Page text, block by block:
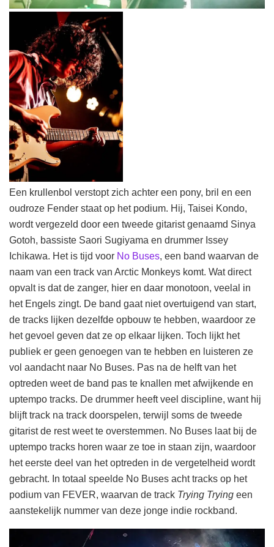
Een krullenbol verstopt zich achter een pony, bril en een
oudroze Fender staat op het podium. Hij, Taisei Kondo,
wordt vergezeld door een tweede gitarist genaamd Sinya
Gotoh, bassiste Saori Sugiyama en drummer Issey
Ichikawa. Het is tijd voor No Buses, een band waarvan de
naam van een track van Arctic Monkeys komt. Wat direct
opvalt is dat de zanger, hier en daar monotoon, veelal in
het Engels zingt. De band gaat niet overtuigend van start,
de tracks lijken dezelfde opbouw te hebben, waardoor ze
het gevoel geven dat ze op elkaar lijken. Toch lijkt het
publiek er geen genoegen van te hebben en luisteren ze
vol aandacht naar No Buses. Pas na de helft van het
optreden weet de band pas te knallen met afwijkende en
uptempo tracks. De drummer heeft veel discipline, want hij
blijft track na track doorspelen, terwijl soms de tweede
gitarist de rest weet te overstemmen. No Buses laat bij de
uptempo tracks horen waar ze toe in staan zijn, waardoor
het eerste deel van het optreden in de vergetelheid wordt
gebracht. In totaal speelde No Buses acht tracks op het
podium van FEVER, waarvan de track Trying Trying een
aanstekelijk nummer van deze jonge indie rockband.